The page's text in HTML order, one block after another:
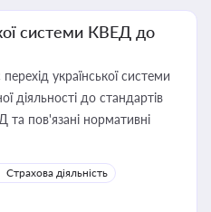
системи КВЕД до
української системи
діяльності до стандартів
та пов'язані нормативні
Страхова діяльність